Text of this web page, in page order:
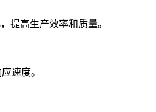
提高生产效率和质量。
速度。